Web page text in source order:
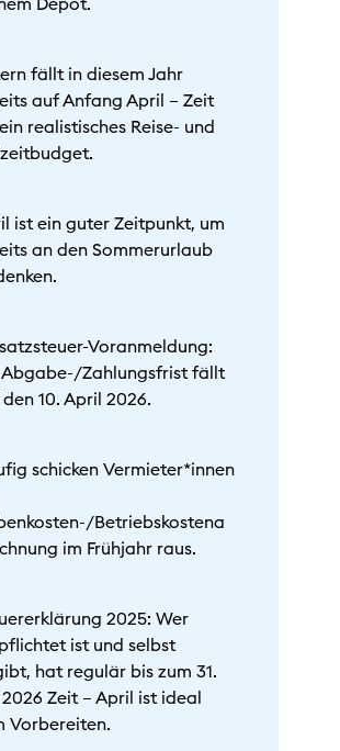
fällt in diesem Jahr
auf Anfang April – Zeit
realistisches Reise- und
ist ein guter Zeitpunkt, um
an den Sommerurlaub
Voranmeldung:
Abgabe-/Zahlungsfrist fällt
10. April 2026.
schicken Vermieter*innen
Betriebskostena
im Frühjahr raus.
2025: Wer
ist und selbst
hat regulär bis zum 31.
Zeit – April ist ideal
Vorbereiten.